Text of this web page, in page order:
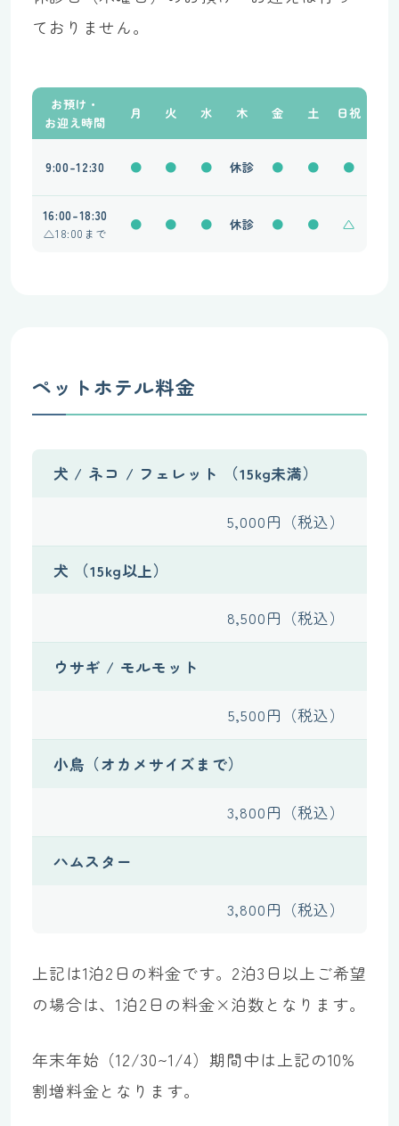
ておりません。
お預け・
お迎え時間
月 火 水 木 金 土 日祝
9:00-12:30 ● ● ● 休診 ● ● ●
16:00-18:30
△18:00まで
● ● ● 休診 ● ● △
ペットホテル料金
犬 / ネコ / フェレット （15kg未満）
5,000円（税込）
犬 （15kg以上）
8,500円（税込）
ウサギ / モルモット
5,500円（税込）
小鳥（オカメサイズまで）
3,800円（税込）
ハムスター
3,800円（税込）
上記は1泊2日の料金です。2泊3日以上ご希望
の場合は、1泊2日の料金×泊数となります。
年末年始（12/30~1/4）期間中は上記の10%
割増料金となります。